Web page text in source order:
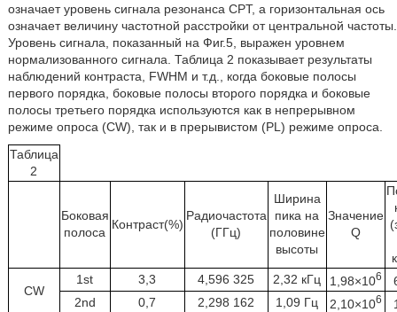
означает уровень сигнала резонанса CPT, а горизонтальная ось
означает величину частотной расстройки от центральной частоты.
Уровень сигнала, показанный на Фиг.5, выражен уровнем
нормализованного сигнала. Таблица 2 показывает результаты
наблюдений контраста, FWHM и т.д., когда боковые полосы
первого порядка, боковые полосы второго порядка и боковые
полосы третьего порядка используются как в непрерывном
режиме опроса (CW), так и в прерывистом (PL) режиме опроса.
Таблица
2
Боковая
полоса
Контраст(%)
Радиочастота
(ГГц)
Ширина
пика на
половине
высоты
Значение
Q
CW
1st 3,3 4,596 325 2,32 кГц 1,98×106
2nd
0,7 2,298 162 1,09 Гц 2,10×106